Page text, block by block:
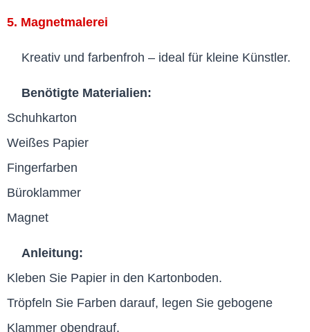
5. Magnetmalerei
Kreativ und farbenfroh – ideal für kleine Künstler.
Benötigte Materialien:
Schuhkarton
Weißes Papier
Fingerfarben
Büroklammer
Magnet
Anleitung:
Kleben Sie Papier in den Kartonboden.
Tröpfeln Sie Farben darauf, legen Sie gebogene
Klammer obendrauf.